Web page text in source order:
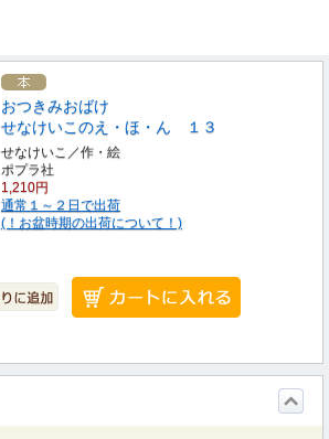
おつきみおばけ
せなけいこのえ・ほ・ん １３
せなけいこ／作・絵
ポプラ社
1,210円
通常１～２日で出荷
(！お盆時期の出荷について！)